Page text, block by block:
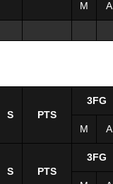
M A
S
S
S PTS
3FG
M A
S PTS
3FG